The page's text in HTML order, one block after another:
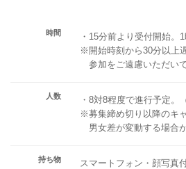
時間
・15分前より受付開始。1
※開始時刻から30分以上
参加をご遠慮いただいて
人数
・8対8程度で進行予定。
※募集締め切り以降のキ
男女差が変動する場合
持ち物
スマートフォン・顔写真